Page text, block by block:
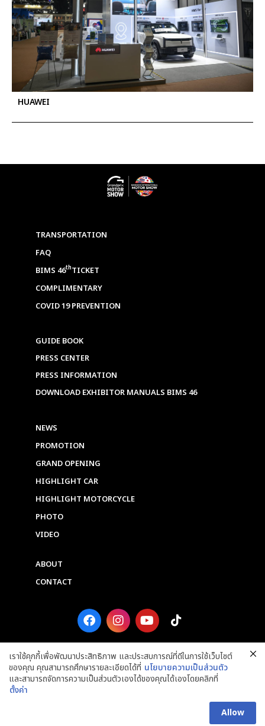
HUAWEI
TRANSPORTATION
FAQ
BIMS 46thTICKET
COMPLIMENTARY
COVID 19 PREVENTION
GUIDE BOOK
PRESS CENTER
PRESS INFORMATION
DOWNLOAD EXHIBITOR MANUALS BIMS 46
NEWS
PROMOTION
GRAND OPENING
HIGHLIGHT CAR
HIGHLIGHT MOTORCYCLE
PHOTO
VIDEO
ABOUT
CONTACT
F
a
c
e
b
o
o
I
n
s
t
a
g
r
Y
o
u
t
u
b
e
T
i
k
t
o
k
เราใช้คุกกี้เพื่อพัฒนาประสิทธิภาพ และประสบการณ์ที่ดีในการใช้เว็บไซต์
ของคุณ คุณสามารถศึกษารายละเอียดได้ที่ นโยบายความเป็นส่วนตัว
และสามารถจัดการความเป็นส่วนตัวเองได้ของคุณได้เองโดยคลิกที่
ตั้งค่า
Allow